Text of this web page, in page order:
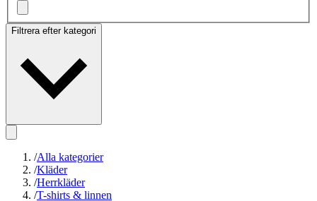
Filtrera efter kategori
/Alla kategorier
/Kläder
/Herrkläder
/T-shirts & linnen